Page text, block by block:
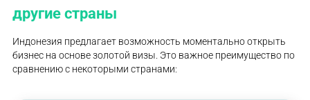
другие страны
Индонезия предлагает возможность моментально открыть
бизнес на основе золотой визы. Это важное преимущество по
сравнению с некоторыми странами: